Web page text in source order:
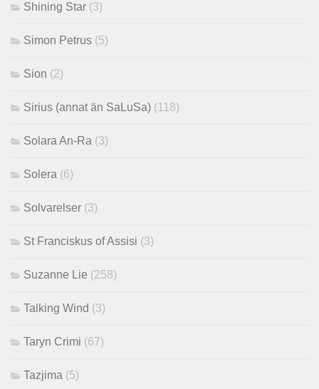
Shining Star (3)
Simon Petrus (5)
Sion (2)
Sirius (annat än SaLuSa) (118)
Solara An-Ra (3)
Solera (6)
Solvarelser (3)
St Franciskus of Assisi (3)
Suzanne Lie (258)
Talking Wind (3)
Taryn Crimi (67)
Tazjima (5)